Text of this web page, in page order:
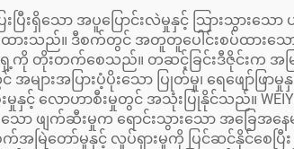
ေးပြီးရှိသော အပူပြောင်းလဲမှုနှင့် သြားသွ
သည်။ ဒီစက်တွင် အတူတူပေါင်းစပ်ထားသော မ
ကို တိုးတက်စေသည်။ တဆင့်ခြင်းဒီဇိုင်းက အမြ
များအပြားပံ့ပိုးသော ပြုတ်မှု၊ ရေဖျော်
နှင့် လောဟာစီးမှုတွင် အသုံးပြုနိုင်သည်။
ော ဖျက်ဆီးမှုက ရောင်းသွားသော အခြေ
ော်မှုနှင့် လှုပ်ရှားမှုကို ပြင်ဆင်နိုင်စေပြီး လွယ်ကူ